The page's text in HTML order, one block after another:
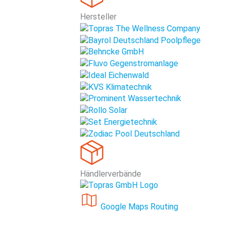
Hersteller
Händlerverbände
Google Maps Routing